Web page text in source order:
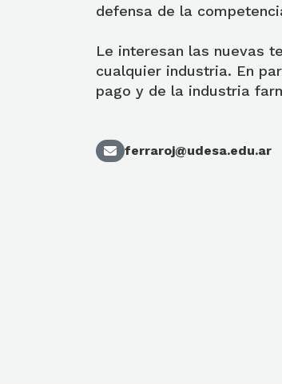
defensa de la
Le interesan las nuevas
cualquier industria. En
pago y de la industria
ferraroj@udesa.edu.ar